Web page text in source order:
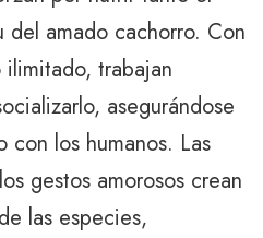
amado cachorro. Con
trabajan
asegurándose
con los humanos. Las
gestos amorosos crean
las especies,